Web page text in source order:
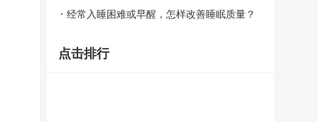
经常入睡困难或早醒，怎样改善睡眠质量？
点击排行